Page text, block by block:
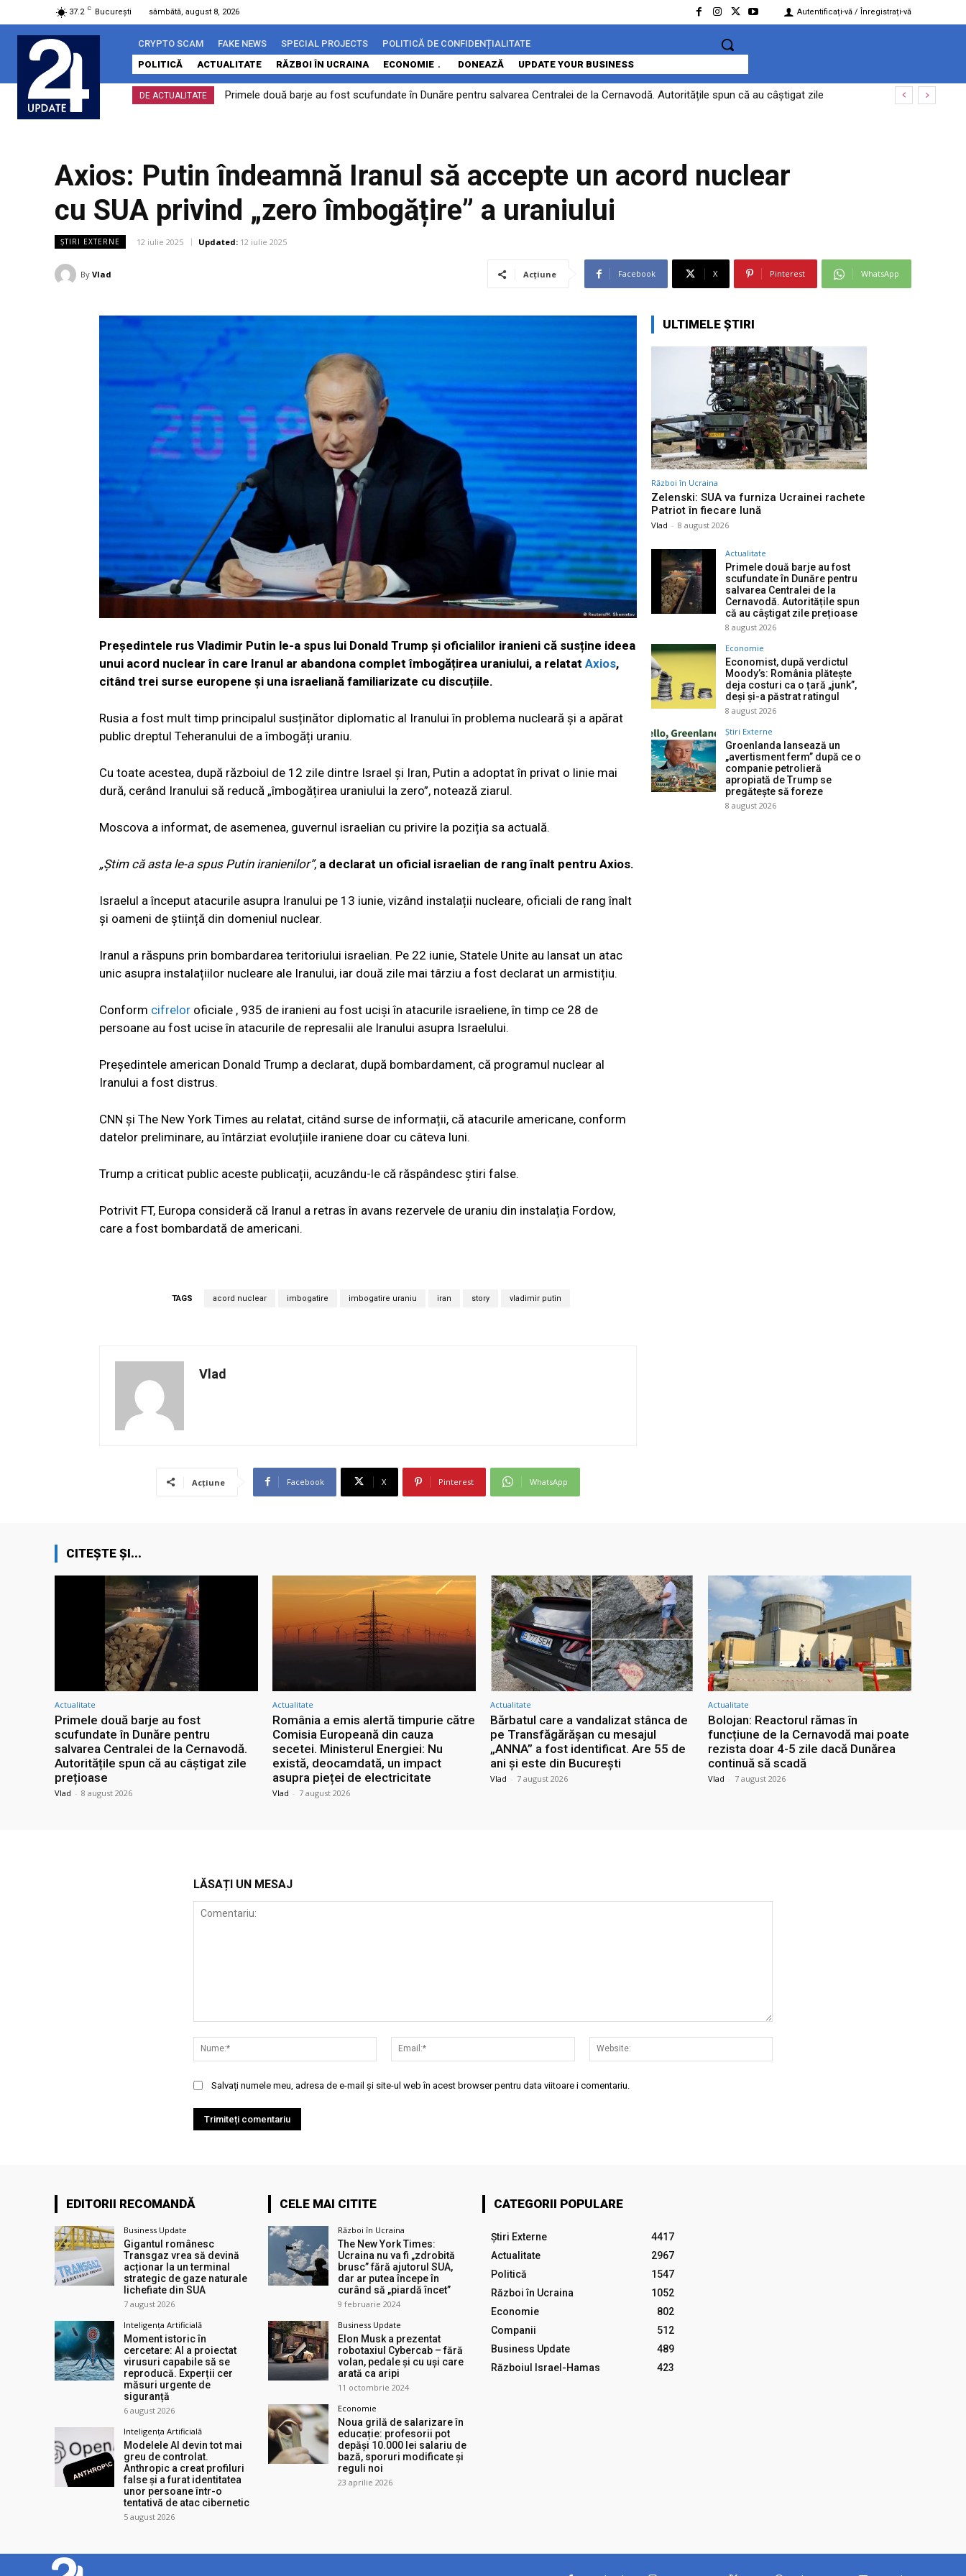
37.2 C București sâmbătă, august 8, 2026 Autentificați-vă / Înregistrați-vă
CRYPTO SCAM FAKE NEWS SPECIAL PROJECTS
POLITICĂ DE CONFIDENȚIALITATE
POLITICĂ
ACTUALITATE RĂZBOI ÎN UCRAINA ECONOMIE DONEAZĂ UPDATE YOUR BUSINESS
DE ACTUALITATE
Primele două barje au fost scufundate în Dunăre pentru salvarea Centralei de la Cernavodă. Autoritățile spun că au câștigat zile
Axios: Putin îndeamnă Iranul să accepte un acord nuclear
cu SUA privind „zero îmbogățire” a uraniului
ȘTIRI EXTERNE 12 iulie 2025 Updated: 12 iulie 2025
By Vlad Acțiune Facebook X Pinterest WhatsApp
Președintele rus Vladimir Putin le-a spus lui Donald Trump și oficialilor iranieni că susține ideea
unui acord nuclear în care Iranul ar abandona complet îmbogățirea uraniului, a relatat Axios,
citând trei surse europene și una israeliană familiarizate cu discuțiile.
Rusia a fost mult timp principalul susținător diplomatic al Iranului în problema nucleară și a apărat
public dreptul Teheranului de a îmbogăți uraniu.
Cu toate acestea, după războiul de 12 zile dintre Israel și Iran, Putin a adoptat în privat o linie mai
dură, cerând Iranului să reducă „îmbogățirea uraniului la zero”, notează ziarul.
Moscova a informat, de asemenea, guvernul israelian cu privire la poziția sa actuală.
„Știm că asta le-a spus Putin iranienilor”, a declarat un oficial israelian de rang înalt pentru Axios.
Israelul a început atacurile asupra Iranului pe 13 iunie, vizând instalații nucleare, oficiali de rang înalt
și oameni de știință din domeniul nuclear.
Iranul a răspuns prin bombardarea teritoriului israelian. Pe 22 iunie, Statele Unite au lansat un atac
unic asupra instalațiilor nucleare ale Iranului, iar două zile mai târziu a fost declarat un armistițiu.
Conform cifrelor oficiale , 935 de iranieni au fost uciși în atacurile israeliene, în timp ce 28 de
persoane au fost ucise în atacurile de represalii ale Iranului asupra Israelului.
Președintele american Donald Trump a declarat, după bombardament, că programul nuclear al
Iranului a fost distrus.
CNN și The New York Times au relatat, citând surse de informații, că atacurile americane, conform
datelor preliminare, au întârziat evoluțiile iraniene doar cu câteva luni.
Trump a criticat public aceste publicații, acuzându-le că răspândesc știri false.
Potrivit FT, Europa consideră că Iranul a retras în avans rezervele de uraniu din instalația Fordow,
care a fost bombardată de americani.
TAGS acord nuclear imbogatire imbogatire uraniu iran story vladimir putin
Vlad
Acțiune Facebook X Pinterest WhatsApp
ULTIMELE ȘTIRI
Război în Ucraina
Zelenski: SUA va furniza Ucrainei rachete
Patriot în fiecare lună
Vlad - 8 august 2026
Actualitate
Primele două barje au fost
scufundate în Dunăre pentru
salvarea Centralei de la
Cernavodă. Autoritățile spun
că au câștigat zile prețioase
8 august 2026
Economie
Economist, după verdictul
Moody’s: România plătește
deja costuri ca o țară „junk”,
deși și-a păstrat ratingul
8 august 2026
Știri Externe
Groenlanda lansează un
„avertisment ferm” după ce o
companie petrolieră
apropiată de Trump se
pregătește să foreze
8 august 2026
CITEȘTE ȘI...
Actualitate
Primele două barje au fost
scufundate în Dunăre pentru
salvarea Centralei de la Cernavodă.
Autoritățile spun că au câștigat zile
prețioase
Vlad - 8 august 2026
Actualitate
România a emis alertă timpurie către
Comisia Europeană din cauza
secetei. Ministerul Energiei: Nu
există, deocamdată, un impact
asupra pieței de electricitate
Vlad - 7 august 2026
Actualitate
Bărbatul care a vandalizat stânca de
pe Transfăgărășan cu mesajul
„ANNA” a fost identificat. Are 55 de
ani și este din București
Vlad - 7 august 2026
Actualitate
Bolojan: Reactorul rămas în
funcțiune de la Cernavodă mai poate
rezista doar 4-5 zile dacă Dunărea
continuă să scadă
Vlad - 7 august 2026
LĂSAȚI UN MESAJ
Nume:*
Email:*
Salvați numele meu, adresa de e-mail și site-ul web în acest browser pentru data viitoare i comentariu.
EDITORII RECOMANDĂ
Business Update
Gigantul românesc
Transgaz vrea să devină
acționar la un terminal
strategic de gaze naturale
lichefiate din SUA
7 august 2026
Inteligența Artificială
Moment istoric în
cercetare: AI a proiectat
virusuri capabile să se
reproducă. Experții cer
măsuri urgente de
siguranță
6 august 2026
Inteligența Artificială
Modelele AI devin tot mai
greu de controlat.
Anthropic a creat profiluri
false și a furat identitatea
unor persoane într-o
tentativă de atac cibernetic
5 august 2026
CELE MAI CITITE
Război în Ucraina
The New York Times:
Ucraina nu va fi „zdrobită
brusc” fără ajutorul SUA,
dar ar putea începe în
curând să „piardă încet”
9 februarie 2024
Business Update
Elon Musk a prezentat
robotaxiul Cyberсab – fără
volan, pedale și cu uși care
arată ca aripi
11 octombrie 2024
Economie
Noua grilă de salarizare în
educație: profesorii pot
depăși 10.000 lei salariu de
bază, sporuri modificate și
reguli noi
23 aprilie 2026
CATEGORII POPULARE
Știri Externe
4417
Actualitate
2967
Politică
1547
Război în Ucraina
1052
Economie
802
Companii
512
Business Update
489
Războiul Israel-Hamas
423